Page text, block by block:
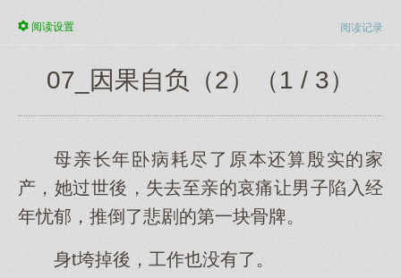
阅读记录
阅读设置
07_因果自负（2）（1 / 3）
母亲长年卧病耗尽了原本还算殷实的家
产，她过世後，失去至亲的哀痛让男子陷入经
年忧郁，推倒了悲剧的第一块骨牌。
身t垮掉後，工作也没有了。